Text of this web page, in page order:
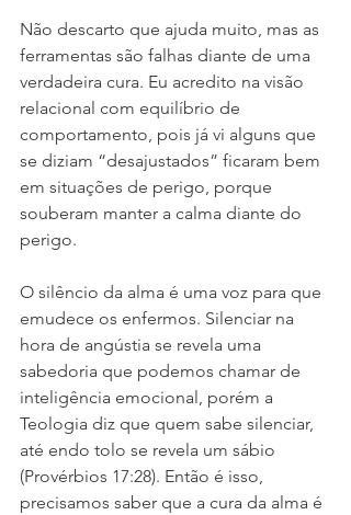
Não descarto que ajuda muito, mas as
ferramentas são falhas diante de uma
verdadeira cura. Eu acredito na visão
relacional com equilíbrio de
comportamento, pois já vi alguns que
se diziam “desajustados” ficaram bem
em situações de perigo, porque
souberam manter a calma diante do
perigo.
O silêncio da alma é uma voz para que
emudece os enfermos. Silenciar na
hora de angústia se revela uma
sabedoria que podemos chamar de
inteligência emocional, porém a
Teologia diz que quem sabe silenciar,
até endo tolo se revela um sábio
(Provérbios 17:28). Então é isso,
precisamos saber que a cura da alma é